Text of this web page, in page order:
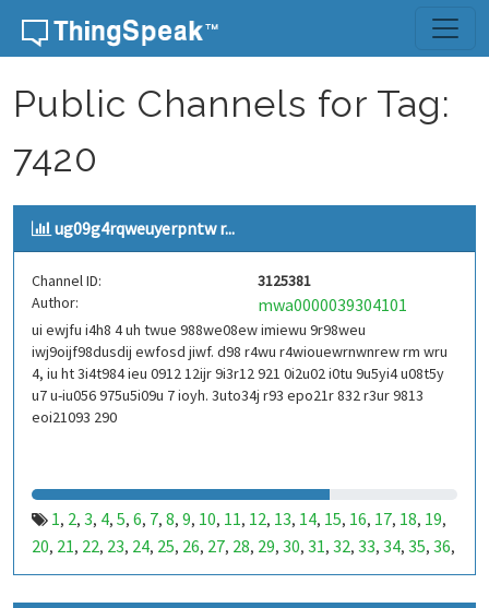
Skip to content
Public Channels for Tag:
7420
ug09g4rqweuyerpntw r...
Channel ID:
3125381
Author:
mwa0000039304101
ui ewjfu i4h8 4 uh twue 988we08ew imiewu 9r98weu
iwj9oijf98dusdij ewfosd jiwf. d98 r4wu r4wiouewrnwnrew rm wru
4, iu ht 3i4t984 ieu 0912 12ijr 9i3r12 921 0i2u02 i0tu 9u5yi4 u08t5y
u7 u-iu056 975u5i09u 7 ioyh. 3uto34j r93 epo21r 832 r3ur 9813
eoi21093 290
1, 2, 3, 4, 5, 6, 7, 8, 9, 10, 11, 12, 13, 14, 15, 16, 17, 18, 19,
20, 21, 22, 23, 24, 25, 26, 27, 28, 29, 30, 31, 32, 33, 34, 35, 36,
37,38,39,40,41,42,43,44,45,46,47,48,49,50,51,52,53,
99,100,101,102,103,104,105,106,107,108,109,110,